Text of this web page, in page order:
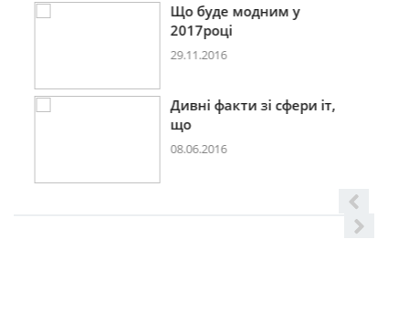
Що буде модним у
2017році
29.11.2016
Дивні факти зі сфери іт,
08.06.2016